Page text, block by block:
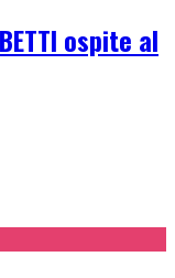
ospite al